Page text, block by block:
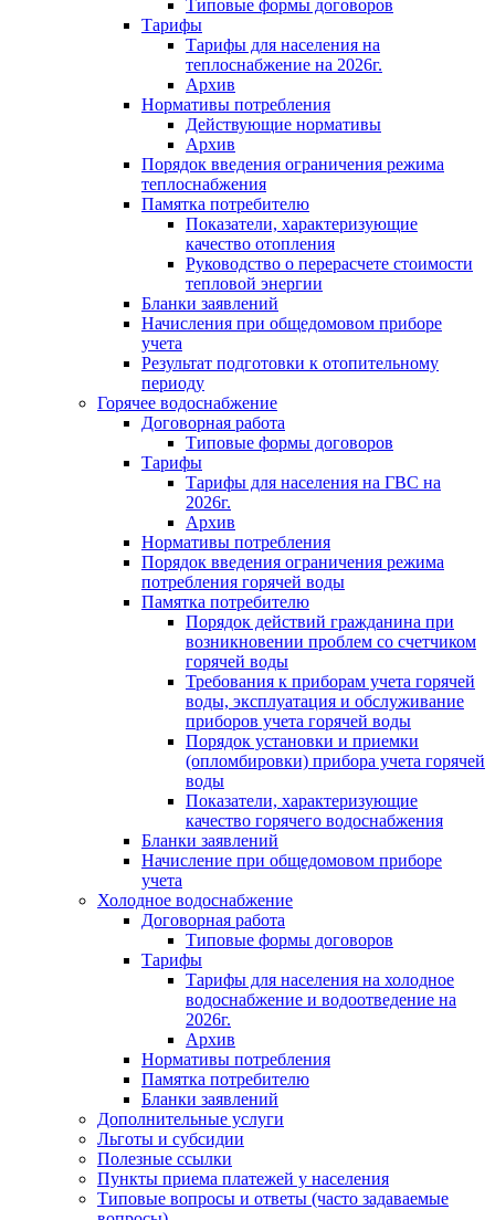
Типовые формы договоров
Тарифы
Тарифы для населения на
теплоснабжение на 2026г.
Архив
Нормативы потребления
Действующие нормативы
Архив
Порядок введения ограничения режима
теплоснабжения
Памятка потребителю
Показатели, характеризующие
качество отопления
Руководство о перерасчете стоимости
тепловой энергии
Бланки заявлений
Начисления при общедомовом приборе
учета
Результат подготовки к отопительному
периоду
Горячее водоснабжение
Договорная работа
Типовые формы договоров
Тарифы
Тарифы для населения на ГВС на
2026г.
Архив
Нормативы потребления
Порядок введения ограничения режима
потребления горячей воды
Памятка потребителю
Порядок действий гражданина при
возникновении проблем со счетчиком
горячей воды
Требования к приборам учета горячей
воды, эксплуатация и обслуживание
приборов учета горячей воды
Порядок установки и приемки
(опломбировки) прибора учета горячей
воды
Показатели, характеризующие
качество горячего водоснабжения
Бланки заявлений
Начисление при общедомовом приборе
учета
Холодное водоснабжение
Договорная работа
Типовые формы договоров
Тарифы
Тарифы для населения на холодное
водоснабжение и водоотведение на
2026г.
Архив
Нормативы потребления
Памятка потребителю
Бланки заявлений
Дополнительные услуги
Льготы и субсидии
Полезные ссылки
Пункты приема платежей у населения
Типовые вопросы и ответы (часто задаваемые